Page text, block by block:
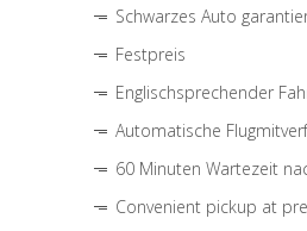
Schwarzes Auto
Festpreis
Englischsprechender
Automatische
60 Minuten Wartezeit
Convenient pickup at